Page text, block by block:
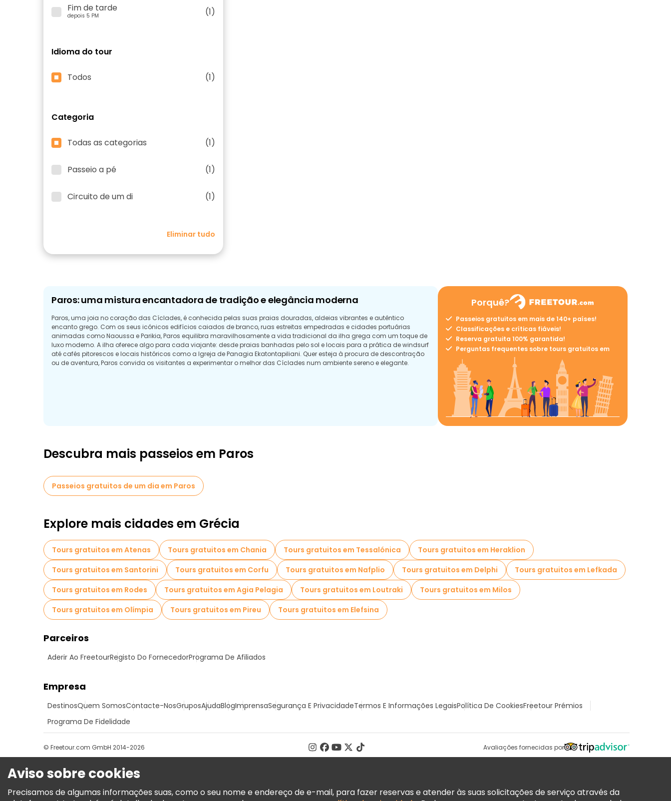
Fim de tarde
depois 5 PM (1)
Idioma do tour
Todos (1)
Categoria
Todas as categorias (1)
Passeio a pé (1)
Circuito de um di (1)
Eliminar tudo
Paros: uma mistura encantadora de tradição e elegância moderna
Paros, uma joia no coração das Cíclades, é conhecida pelas suas praias douradas, aldeias vibrantes e autêntico
encanto grego. Com os seus icónicos edifícios caiados de branco, ruas estreitas empedradas e cidades portuárias
animadas como Naoussa e Parikia, Paros equilibra maravilhosamente a vida tradicional da ilha grega com um toque de
luxo moderno. A ilha oferece algo para cada viajante: desde praias banhadas pelo sol e locais para a prática de windsurf
até cafés pitorescos e locais históricos como a Igreja de Panagia Ekatontapiliani. Quer esteja à procura de descontração
ou de aventura, Paros convida os visitantes a experimentar o melhor das Cíclades num ambiente sereno e elegante.
Porquê?
Passeios gratuitos em mais de 140+ países!
Classificações e críticas fiáveis!
Reserva gratuita 100% garantida!
Perguntas frequentes sobre tours gratuitos em
Descubra mais passeios em Paros
Passeios gratuitos de um dia em Paros
Explore mais cidades em Grécia
Tours gratuitos em Atenas Tours gratuitos em Chania Tours gratuitos em Tessalónica
Tours gratuitos em Heraklion
Tours gratuitos em Santorini
Tours gratuitos em Corfu Tours gratuitos em Nafplio Tours gratuitos em Delphi
Tours gratuitos em Lefkada
Tours gratuitos em Rodes
Tours gratuitos em Agia Pelagia Tours gratuitos em Loutraki
Tours gratuitos em Milos
Tours gratuitos em Olímpia
Tours gratuitos em Pireu Tours gratuitos em Elefsina
Parceiros
Aderir Ao FreetourRegisto Do FornecedorPrograma De Afiliados
Empresa
DestinosQuem SomosContacte-NosGruposAjudaBlogImprensaSegurança E PrivacidadeTermos E Informações LegaisPolítica De CookiesFreetour Prémios
Programa De Fidelidade
Avaliações fornecidas por
© Freetour.com GmbH 2014-2026
Aviso sobre cookies
Precisamos de algumas informações suas, como o seu nome e endereço de e-mail, para fazer reservas e atender às suas solicitações de serviço através da